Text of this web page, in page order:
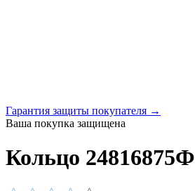
Гарантия защиты покупателя →
Ваша покупка защищена
Кольцо 24816875Ф